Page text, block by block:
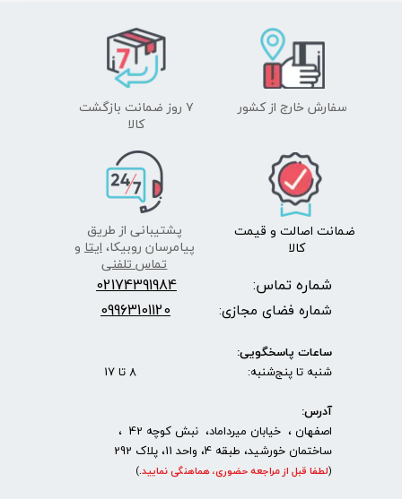
پشتیبانی از طریق
پیامرسان روبیکا، ایتا و
تماس تلفنی
سفارش خارج از کشور
۷ روز ضمانت بازگشت
​​​​​​​کالا
ضمانت اصالت و قیمت​​​​​​​
کالا ​​​​​​​
شماره تماس: 02174391984
شماره فضای مجازی: 09963101120
ساعات پاسخگویی:
شنبه تا پنج‌شنبه: 8 تا 17
آدرس:
اصفهان ، خیابان میرداماد، نبش کوچه 42 ،
ساختمان خورشید، طبقه 4، واحد 11، پلاک 292
(لطفا قبل از مراجعه حضوری، هماهنگی نمایید.
)